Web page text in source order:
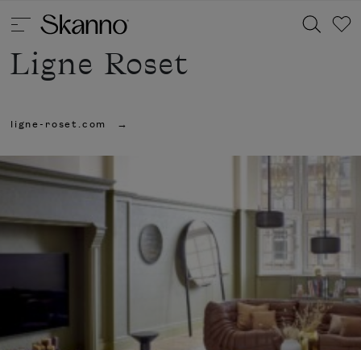
Haku
Type 2 or more characters for results.
Ligne Roset
ligne-roset.com